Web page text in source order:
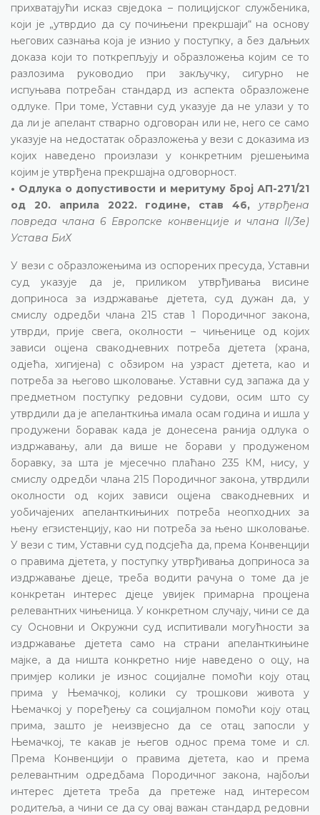
прихватајући исказ свједока – полицијског службеника,
који је „утврдио да су почињени прекршаји“ на основу
његових сазнања која је изнио у поступку, а без даљњих
доказа који то поткрепљују и образложења којим се то
разлозима руководио при закључку, сигурно не
испуњава потребан стандард из аспекта образложене
одлуке. При томе, Уставни суд указује да не улази у то
да ли је апелант стварно одговоран или не, него се само
указује на недостатак образложења у вези с доказима из
којих наведено произлази у конкретним рјешењима
којим је утврђена прекршајна одговорност.
• Одлука о допустивости и меритуму број АП-271/21
од 20. априла 2022. године, став 46, утврђена
повреда члана 6 Европске конвенције и члана II/3е)
Устава БиХ
У вези с образложењима из оспорених пресуда, Уставни
суд указује да је, приликом утврђивања висине
доприноса за издржавање дјетета, суд дужан да, у
смислу одредби члана 215 став 1 Породичног закона,
утврди, прије свега, околности – чињенице од којих
зависи оцјена свакодневних потреба дјетета (храна,
одјећа, хигијена) с обзиром на узраст дјетета, као и
потреба за његово школовање. Уставни суд запажа да у
предметном поступку редовни судови, осим што су
утврдили да је апеланткиња имала осам година и ишла у
продужени боравак када је донесена ранија одлука о
издржавању, али да више не борави у продуженом
боравку, за шта је мјесечно плаћано 235 КМ, нису, у
смислу одредби члана 215 Породичног закона, утврдили
околности од којих зависи оцјена свакодневних и
уобичајених апеланткињиних потреба неопходних за
њену егзистенцију, као ни потреба за њено школовање.
У вези с тим, Уставни суд подсјећа да, према Конвенцији
о правима дјетета, у поступку утврђивања доприноса за
издржавање дјеце, треба водити рачуна о томе да је
конкретан интерес дјеце увијек примарна процјена
релевантних чињеница. У конкретном случају, чини се да
су Основни и Окружни суд испитивали могућности за
издржавање дјетета само на страни апеланткињине
мајке, а да ништа конкретно није наведено о оцу, на
примјер колики је износ социјалне помоћи коју отац
прима у Њемачкој, колики су трошкови живота у
Њемачкој у поређењу са социјалном помоћи коју отац
прима, зашто је неизвјесно да се отац запосли у
Њемачкој, те какав је његов однос према томе и сл.
Према Конвенцији о правима дјетета, као и према
релевантним одредбама Породичног закона, најбољи
интерес дјетета треба да претеже над интересом
родитеља, а чини се да су овај важан стандард редовни